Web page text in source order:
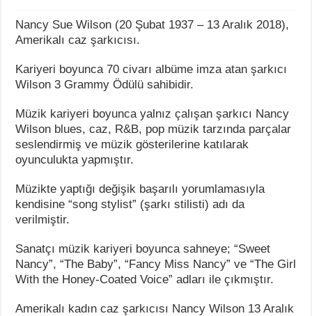
Nancy Sue Wilson (20 Şubat 1937 – 13 Aralık 2018),
Amerikalı caz şarkıcısı.
Kariyeri boyunca 70 civarı albüme imza atan şarkıcı
Wilson 3 Grammy Ödülü sahibidir.
Müzik kariyeri boyunca yalnız çalışan şarkıcı Nancy
Wilson blues, caz, R&B, pop müzik tarzında parçalar
seslendirmiş ve müzik gösterilerine katılarak
oyunculukta yapmıştır.
Müzikte yaptığı değişik başarılı yorumlamasıyla
kendisine “song stylist” (şarkı stilisti) adı da
verilmiştir.
Sanatçı müzik kariyeri boyunca sahneye; “Sweet
Nancy”, “The Baby”, “Fancy Miss Nancy” ve “The Girl
With the Honey-Coated Voice” adları ile çıkmıştır.
Amerikalı kadın caz şarkıcısı Nancy Wilson 13 Aralık